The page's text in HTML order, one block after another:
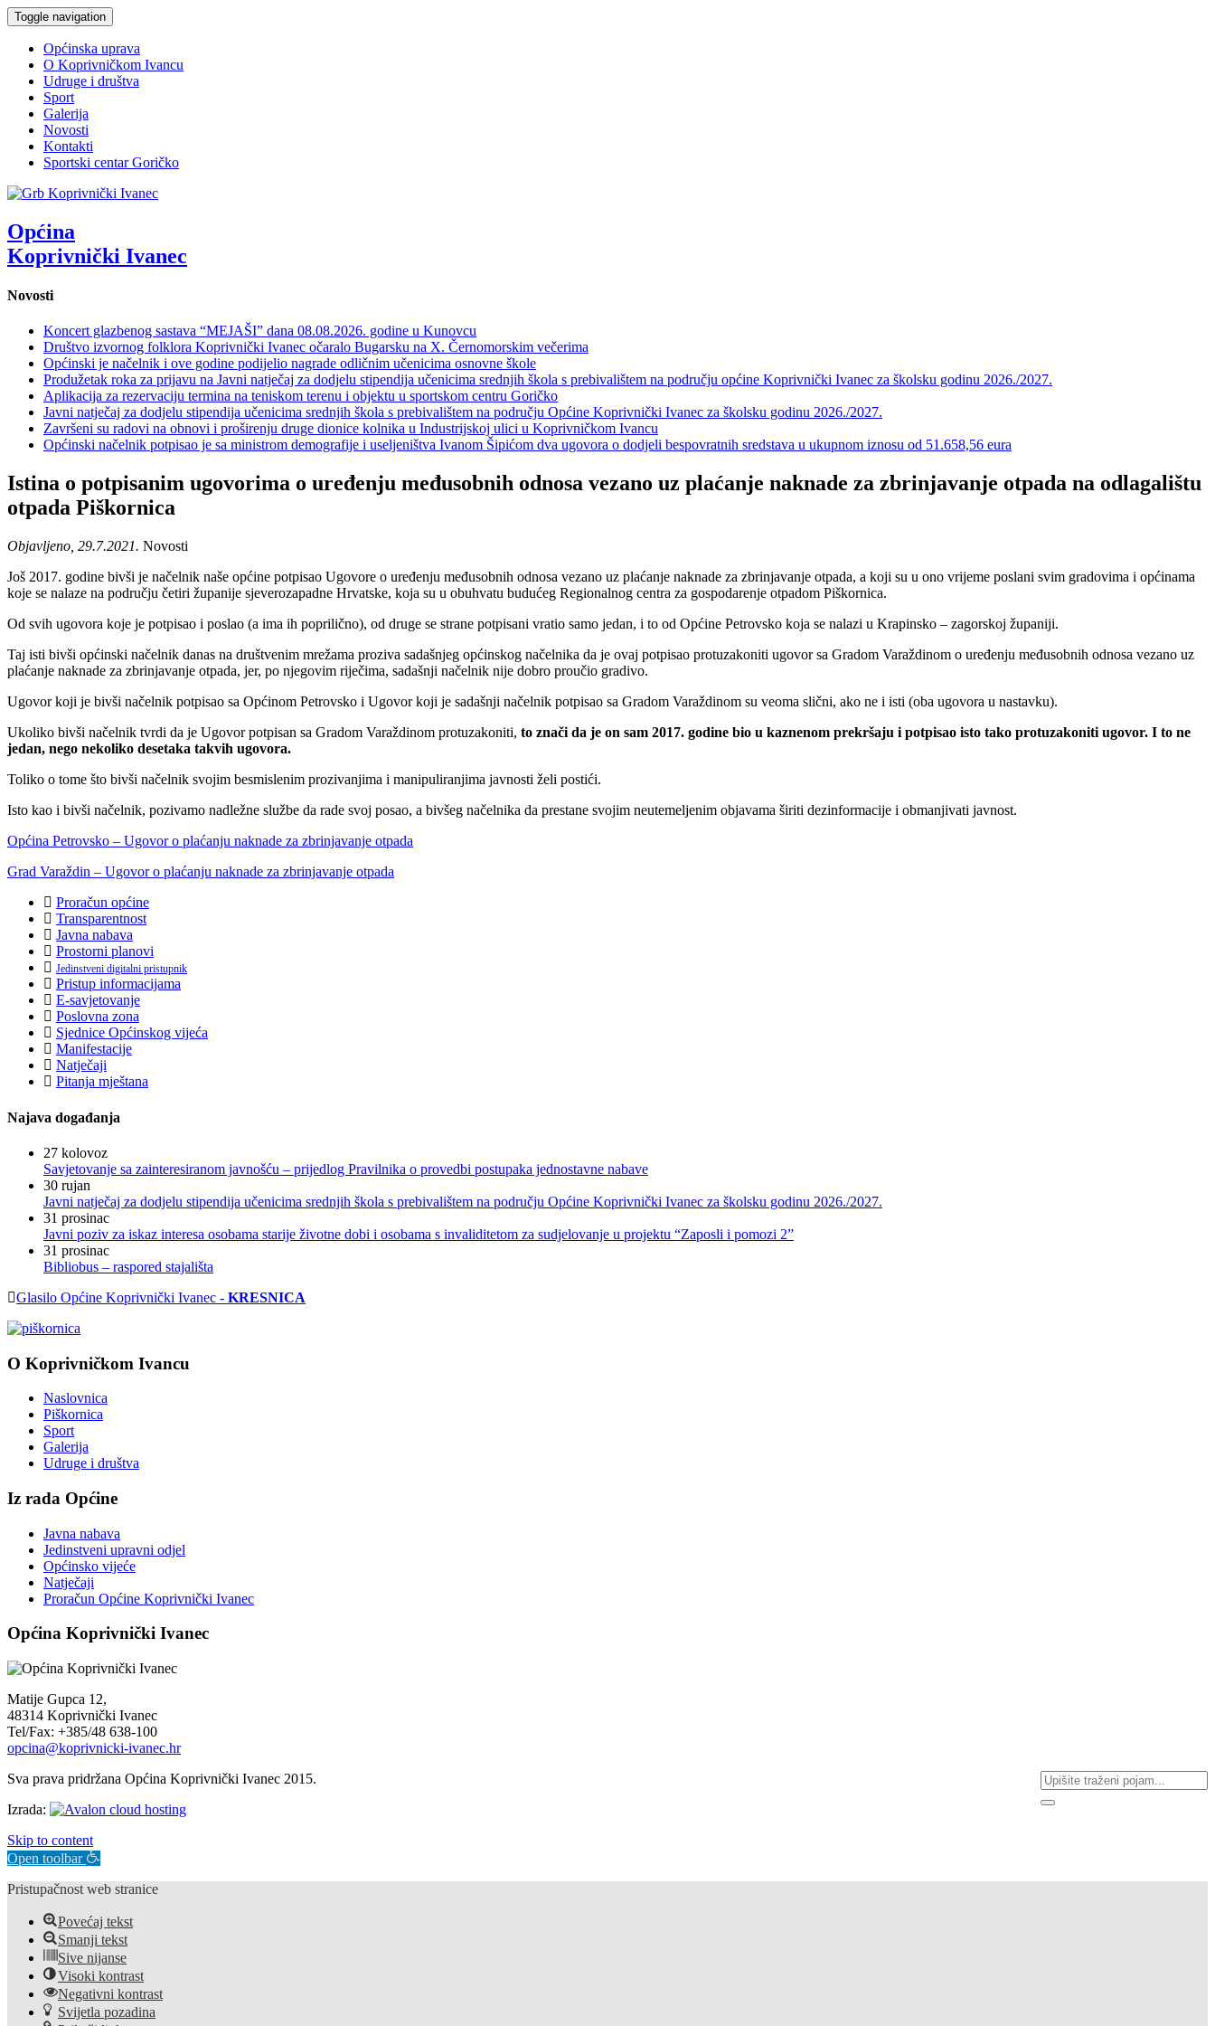
Toggle navigation
Općinska uprava
O Koprivničkom Ivancu
Udruge i društva
Sport
Galerija
Novosti
Kontakti
Sportski centar Goričko
Općina
Koprivnički Ivanec
Novosti
Koncert glazbenog sastava “MEJAŠI” dana 08.08.2026. godine u Kunovcu
Društvo izvornog folklora Koprivnički Ivanec očaralo Bugarsku na X. Černomorskim večerima
Općinski je načelnik i ove godine podijelio nagrade odličnim učenicima osnovne škole
Produžetak roka za prijavu na Javni natječaj za dodjelu stipendija učenicima srednjih škola s prebivalištem na području općine Koprivnički Ivanec za školsku godinu 2026./2027.
Aplikacija za rezervaciju termina na teniskom terenu i objektu u sportskom centru Goričko
Javni natječaj za dodjelu stipendija učenicima srednjih škola s prebivalištem na području Općine Koprivnički Ivanec za školsku godinu 2026./2027.
Završeni su radovi na obnovi i proširenju druge dionice kolnika u Industrijskoj ulici u Koprivničkom Ivancu
Općinski načelnik potpisao je sa ministrom demografije i useljeništva Ivanom Šipićom dva ugovora o dodjeli bespovratnih sredstava u ukupnom iznosu od 51.658,56 eura
Istina o potpisanim ugovorima o uređenju međusobnih odnosa vezano uz plaćanje naknade za zbrinjavanje otpada na odlagalištu
otpada Piškornica
Objavljeno, 29.7.2021. Novosti
Još 2017. godine bivši je načelnik naše općine potpisao Ugovore o uređenju međusobnih odnosa vezano uz plaćanje naknade za zbrinjavanje otpada, a koji su u ono vrijeme poslani svim gradovima i općinama
koje se nalaze na području četiri županije sjeverozapadne Hrvatske, koja su u obuhvatu budućeg Regionalnog centra za gospodarenje otpadom Piškornica.
Od svih ugovora koje je potpisao i poslao (a ima ih poprilično), od druge se strane potpisani vratio samo jedan, i to od Općine Petrovsko koja se nalazi u Krapinsko – zagorskoj županiji.
Taj isti bivši općinski načelnik danas na društvenim mrežama proziva sadašnjeg općinskog načelnika da je ovaj potpisao protuzakoniti ugovor sa Gradom Varaždinom o uređenju međusobnih odnosa vezano uz
plaćanje naknade za zbrinjavanje otpada, jer, po njegovim riječima, sadašnji načelnik nije dobro proučio gradivo.
Ugovor koji je bivši načelnik potpisao sa Općinom Petrovsko i Ugovor koji je sadašnji načelnik potpisao sa Gradom Varaždinom su veoma slični, ako ne i isti (oba ugovora u nastavku).
Ukoliko bivši načelnik tvrdi da je Ugovor potpisan sa Gradom Varaždinom protuzakoniti, to znači da je on sam 2017. godine bio u kaznenom prekršaju i potpisao isto tako protuzakoniti ugovor. I to ne
jedan, nego nekoliko desetaka takvih ugovora.
Toliko o tome što bivši načelnik svojim besmislenim prozivanjima i manipuliranjima javnosti želi postići.
Isto kao i bivši načelnik, pozivamo nadležne službe da rade svoj posao, a bivšeg načelnika da prestane svojim neutemeljenim objavama širiti dezinformacije i obmanjivati javnost.
Općina Petrovsko – Ugovor o plaćanju naknade za zbrinjavanje otpada
Grad Varaždin – Ugovor o plaćanju naknade za zbrinjavanje otpada
Proračun općine
Transparentnost
Javna nabava
Prostorni planovi
Jedinstveni digitalni pristupnik
Pristup informacijama
E-savjetovanje
Poslovna zona
Sjednice Općinskog vijeća
Manifestacije
Natječaji
Pitanja mještana
Najava događanja
27 kolovoz
Savjetovanje sa zainteresiranom javnošću – prijedlog Pravilnika o provedbi postupaka jednostavne nabave
30 rujan
Javni natječaj za dodjelu stipendija učenicima srednjih škola s prebivalištem na području Općine Koprivnički Ivanec za školsku godinu 2026./2027.
31 prosinac
Javni poziv za iskaz interesa osobama starije životne dobi i osobama s invaliditetom za sudjelovanje u projektu “Zaposli i pomozi 2”
31 prosinac
Bibliobus – raspored stajališta
Glasilo Općine Koprivnički Ivanec - KRESNICA
O Koprivničkom Ivancu
Naslovnica
Piškornica
Sport
Galerija
Udruge i društva
Iz rada Općine
Javna nabava
Jedinstveni upravni odjel
Općinsko vijeće
Natječaji
Proračun Općine Koprivnički Ivanec
Općina Koprivnički Ivanec
Matije Gupca 12,
48314 Koprivnički Ivanec
Tel/Fax: +385/48 638-100
opcina@koprivnicki-ivanec.hr
Sva prava pridržana Općina Koprivnički Ivanec 2015.
Izrada:
Skip to content
Open toolbar
Pristupačnost web stranice
Povećaj tekst
Smanji tekst
Sive nijanse
Visoki kontrast
Negativni kontrast
Svijetla pozadina